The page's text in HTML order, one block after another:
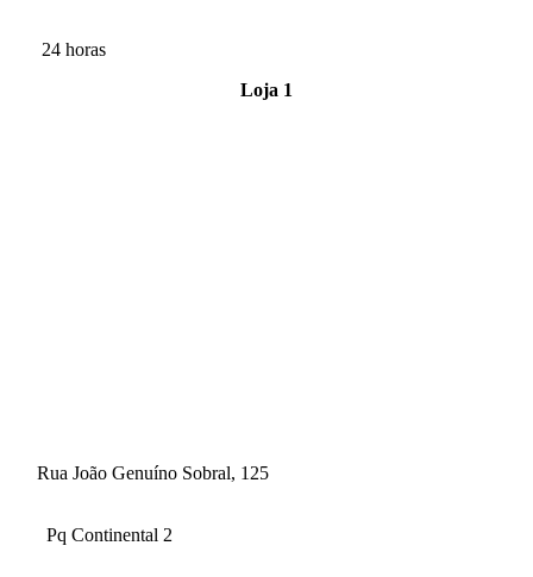
24 horas
Loja 1
Rua João Genuíno Sobral, 125
Pq Continental 2